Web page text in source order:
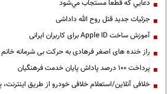
دعايي كه قطعا مستجاب مي‌شود
جزئیات جدید قتل روح الله داداشی
آموزش ساخت Apple ID برای کاربران ایرانی
راز خنده های اصغر فرهادی به حرکت بی شرمانه
پرداخت ۱۰۰ درصد پاداش پایان خدمت فرهنگیان
خلافی آنلاین/استعلام خلافی خودرو از طریق اینترنت،